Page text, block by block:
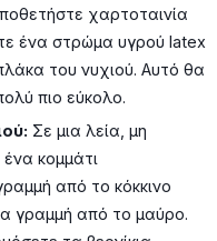
χαρτοταινία
ένα στρώμα υγρού latex
του νυχιού. Αυτό θα
πιο εύκολο.
Σε μια λεία, μη
κομμάτι
από το κόκκινο
γραμμή από το μαύρο.